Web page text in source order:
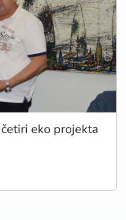
eko projekta